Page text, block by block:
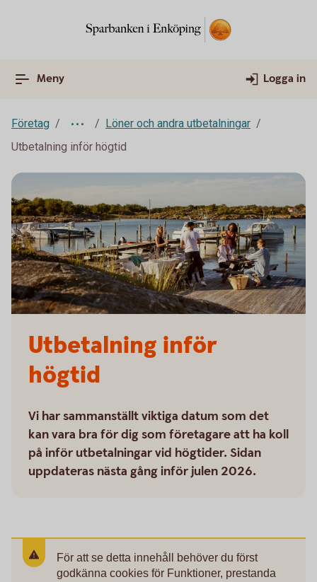
Meny Logga in
Företag
Löner och andra utbetalningar
Utbetalning inför högtid
Utbetalning inför
högtid
Vi har sammanställt viktiga datum som det
kan vara bra för dig som företagare att ha koll
på inför utbetalningar vid högtider. Sidan
uppdateras nästa gång inför julen 2026.
För att se detta innehåll behöver du först
godkänna cookies för Funktioner, prestanda